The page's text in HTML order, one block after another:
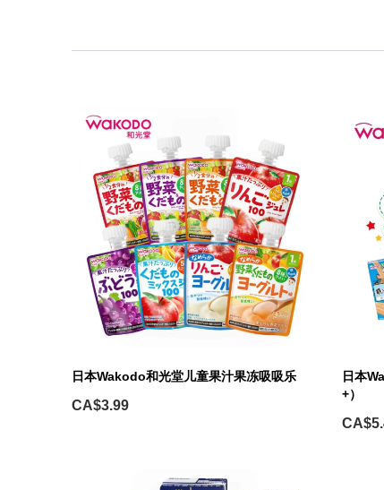
日本Wakodo和光堂儿童果汁果冻吸吸乐
CA$3.99
日本
+）